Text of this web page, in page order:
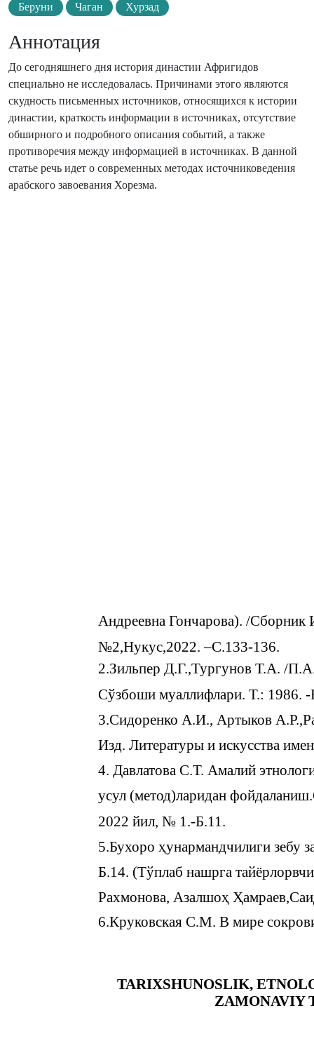
Беруни
Чаган Хурзад
Аннотация
До сегодняшнего дня история династии Афригидов
специально не исследовалась. Причинами этого являются
скудность письменных источников, относящихся к истории
династии, краткость информации в источниках, отсутствие
обширного и подробного описания событий, а также
противоречия между информацией в источниках. В данной
статье речь идет о современных методах источниковедения
арабского завоевания Хорезма.
Андреевна Гончарова). /Сборник
№2,Нукус,2022. –С.133-136.
2.Зильпер Д.Г.,Тургунов Т.А. /
Сўзбоши муаллифлари. Т.: 1986. -
3.Сидоренко А.И., Артыков
Изд. Литературы и искусства
4. Давлатова С.Т. Амалий
усул (метод)ларидан
2022 йил, № 1.-Б.11.
5.Бухоро ҳунармандчилиги зебу
Б.14. (Тўплаб нашрга
Рахмонова, Азалшоҳ
6.Круковская С.М. В мире
TARIXSHUNOSLIK,
ZAMONAVIY